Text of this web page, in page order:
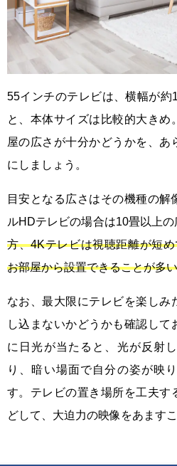
55インチのテレビは、横幅が約
と、本体サイズは比較的大きめ
屋の広さが十分かどうかを、あ
にしましょう。
目安となる広さはその機種の解
ルHDテレビの場合は10畳以上の
方、4Kテレビは視聴距離が短
お部屋から設置できることが多
なお、最大限にテレビを楽しみ
し込まないかどうかも確認し
に日光が当たると、光が反射
り、暗い場面で自分の姿が映
す。テレビの置き場所を工夫す
どして、大迫力の映像をあます